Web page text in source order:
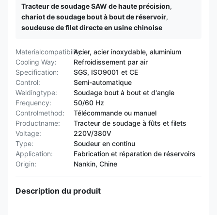
Tracteur de soudage SAW de haute précision,
chariot de soudage bout à bout de réservoir,
soudeuse de filet directe en usine chinoise
Materialcompatibility:Acier, acier inoxydable, aluminium
Cooling Way:
Refroidissement par air
Specification:
SGS, ISO9001 et CE
Control:
Semi-automatique
Weldingtype:
Soudage bout à bout et d'angle
Frequency:
50/60 Hz
Controlmethod:
Télécommande ou manuel
Productname:
Tracteur de soudage à fûts et filets
Voltage:
220V/380V
Type:
Soudeur en continu
Application:
Fabrication et réparation de réservoirs
Origin:
Nankin, Chine
Description du produit